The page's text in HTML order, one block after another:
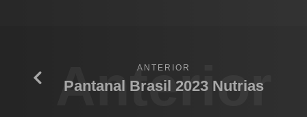
Anterior
ANTERIOR
Pantanal Brasil 2023 Nutrias